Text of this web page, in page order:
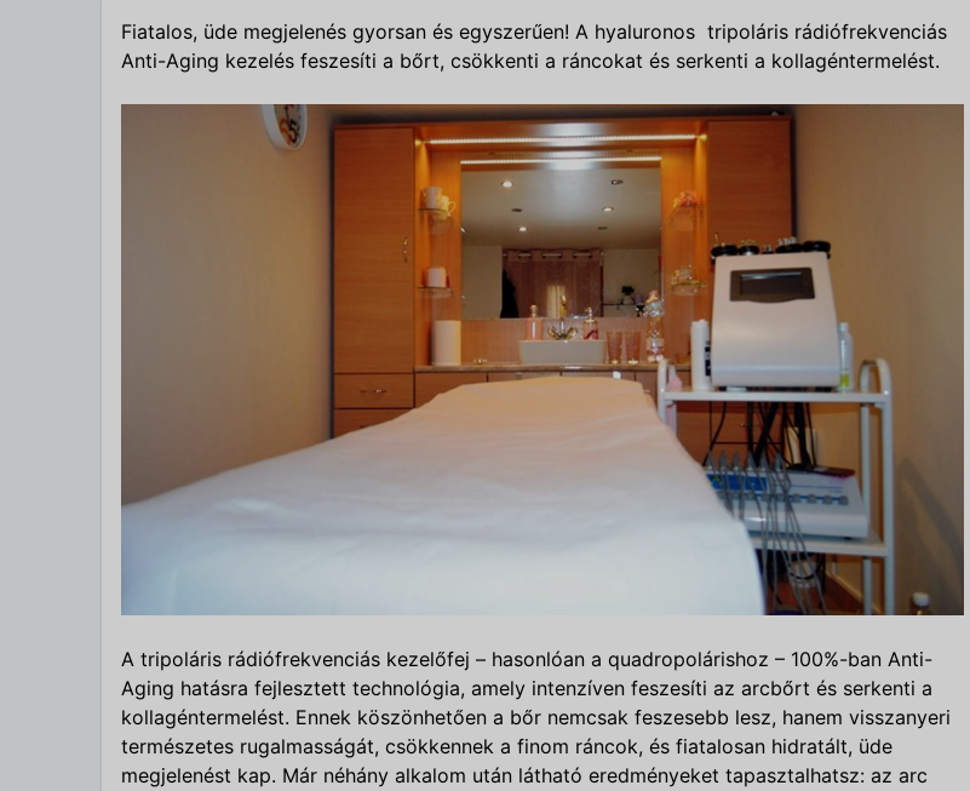
Fiatalos, üde megjelenés gyorsan és egyszerűen! A hyaluronos tripoláris rádiófrekvenciás
Anti-Aging kezelés feszesíti a bőrt, csökkenti a ráncokat és serkenti a kollagéntermelést.
A tripoláris rádiófrekvenciás kezelőfej – hasonlóan a quadropolárishoz – 100%-ban Anti-
Aging hatásra fejlesztett technológia, amely intenzíven feszesíti az arcbőrt és serkenti a
kollagéntermelést. Ennek köszönhetően a bőr nemcsak feszesebb lesz, hanem visszanyeri
természetes rugalmasságát, csökkennek a finom ráncok, és fiatalosan hidratált, üde
megjelenést kap. Már néhány alkalom után látható eredményeket tapasztalhatsz: az arc